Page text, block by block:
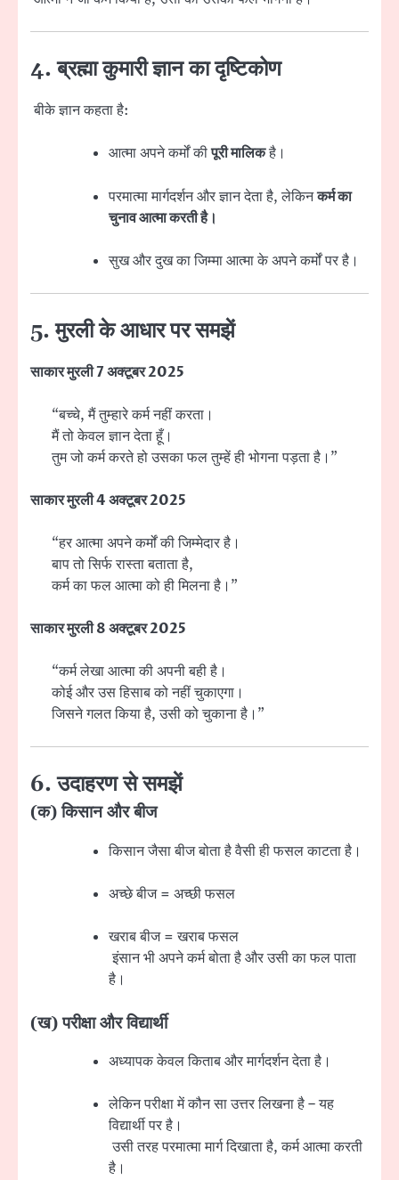
4. ब्रह्मा कुमारी ज्ञान का दृष्टिकोण
बीके ज्ञान कहता है:
आत्मा अपने कर्मों कीपूरी मालिकहै।
परमात्मा मार्गदर्शन और ज्ञान देता है, लेकिनकर्म का
चुनाव आत्मा करती है।
सुख और दुख का जिम्मा आत्मा के अपने कर्मों पर है।
5. मुरली के आधार पर समझें
साकार मुरली 7 अक्टूबर 2025
“बच्चे, मैं तुम्हारे कर्म नहीं करता।
मैं तो केवल ज्ञान देता हूँ।
तुम जो कर्म करते हो उसका फल तुम्हें ही भोगना पड़ता है।”
साकार मुरली 4 अक्टूबर 2025
“हर आत्मा अपने कर्मों की जिम्मेदार है।
बाप तो सिर्फ रास्ता बताता है,
कर्म का फल आत्मा को ही मिलना है।”
साकार मुरली 8 अक्टूबर 2025
“कर्म लेखा आत्मा की अपनी बही है।
कोई और उस हिसाब को नहीं चुकाएगा।
जिसने गलत किया है, उसी को चुकाना है।”
6. उदाहरण से समझें
(क) किसान और बीज
किसान जैसा बीज बोता है वैसी ही फसल काटता है।
अच्छे बीज = अच्छी फसल
खराब बीज = खराब फसल
इंसान भी अपने कर्म बोता है और उसी का फल पाता
है।
(ख) परीक्षा और विद्यार्थी
अध्यापक केवल किताब और मार्गदर्शन देता है।
लेकिन परीक्षा में कौन सा उत्तर लिखना है – यह
विद्यार्थी पर है।
उसी तरह परमात्मा मार्ग दिखाता है, कर्म आत्मा करती
है।